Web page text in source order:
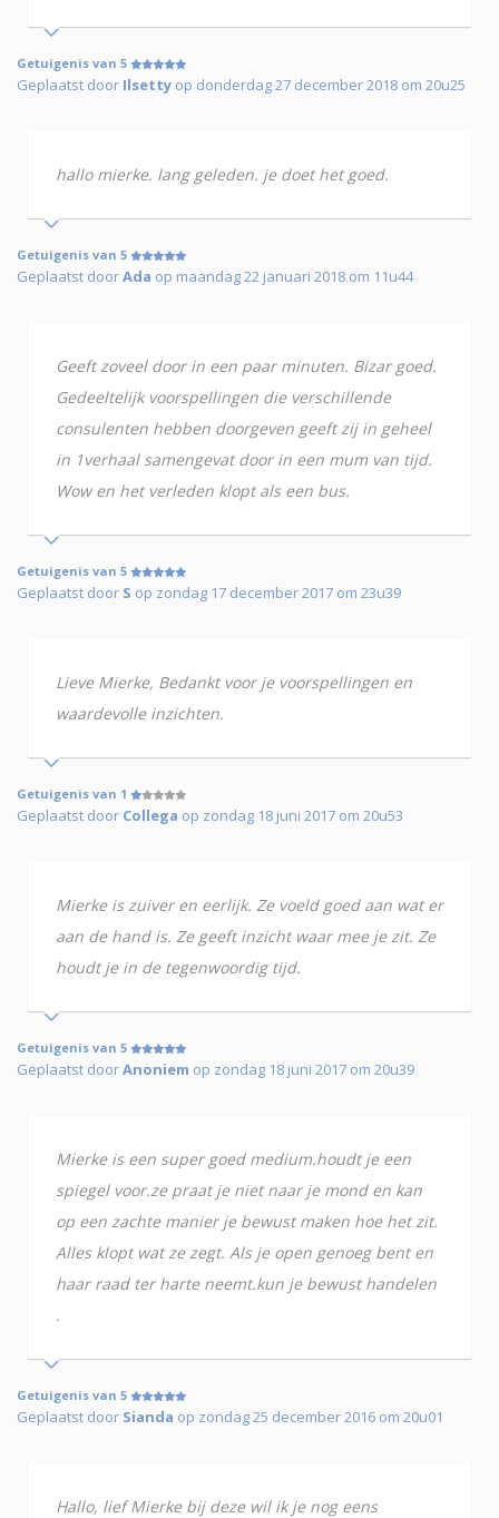
Getuigenis van 5
Geplaatst door Ilsetty op donderdag 27 december 2018 om 20u25
hallo mierke. lang geleden. je doet het goed.
Getuigenis van 5
Geplaatst doorAda op maandag 22 januari 2018 om 11u44
Geeft zoveel door in een paar minuten. Bizar goed.
Gedeeltelijk voorspellingen die verschillende
consulenten hebben doorgeven geeft zij in geheel
in 1verhaal samengevat door in een mum van tijd.
Wow en het verleden klopt als een bus.
Getuigenis van 5
Geplaatst door S op zondag 17 december 2017 om 23u39
Lieve Mierke, Bedankt voor je voorspellingen en
waardevolle inzichten.
Getuigenis van 1
Geplaatst door Collega op zondag 18 juni 2017 om 20u53
Mierke is zuiver en eerlijk. Ze voeld goed aan wat er
aan de hand is. Ze geeft inzicht waar mee je zit. Ze
houdt je in de tegenwoordig tijd.
Getuigenis van 5
Geplaatst doorAnoniem op zondag 18 juni 2017 om 20u39
Mierke is een super goed medium.houdt je een
spiegel voor.ze praat je niet naar je mond en kan
op een zachte manier je bewust maken hoe het zit.
Alles klopt wat ze zegt. Als je open genoeg bent en
haar raad ter harte neemt.kun je bewust handelen
.
Getuigenis van 5
Geplaatst door Sianda op zondag 25 december 2016 om 20u01
Hallo, lief Mierke bij deze wil ik je nog eens